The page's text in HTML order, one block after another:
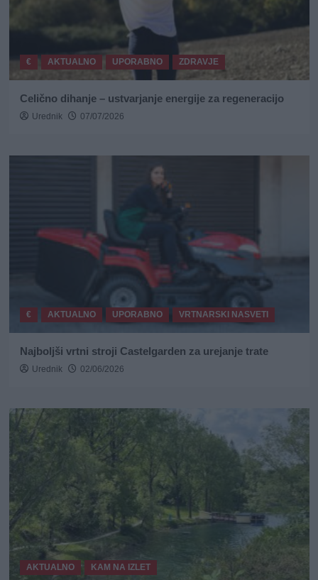
€ AKTUALNO UPORABNO ZDRAVJE
Celično dihanje – ustvarjanje energije za regeneracijo
Urednik 07/07/2026
€ AKTUALNO UPORABNO VRTNARSKI NASVETI
Najboljši vrtni stroji Castelgarden za urejanje trate
Urednik 02/06/2026
AKTUALNO KAM NA IZLET